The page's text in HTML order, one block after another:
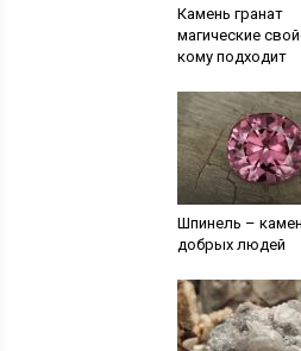
Камень гранат
магические
кому подходит
Шпинель –
добрых людей